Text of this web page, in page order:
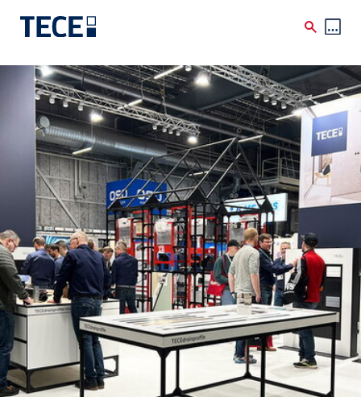
Skip to main content